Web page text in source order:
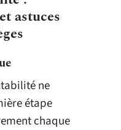
astuces
ne
étape
chaque